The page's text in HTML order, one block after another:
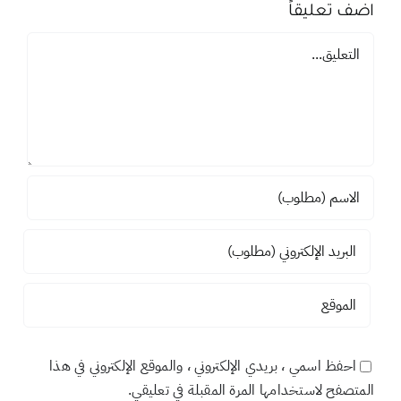
اضف تعليقاً
تعليق
احفظ اسمي ، بريدي الإلكتروني ، والموقع الإلكتروني في هذا
المتصفح لاستخدامها المرة المقبلة في تعليقي.